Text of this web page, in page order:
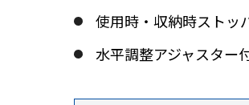
使用時・収納時ストッ
水平調整アジャスター